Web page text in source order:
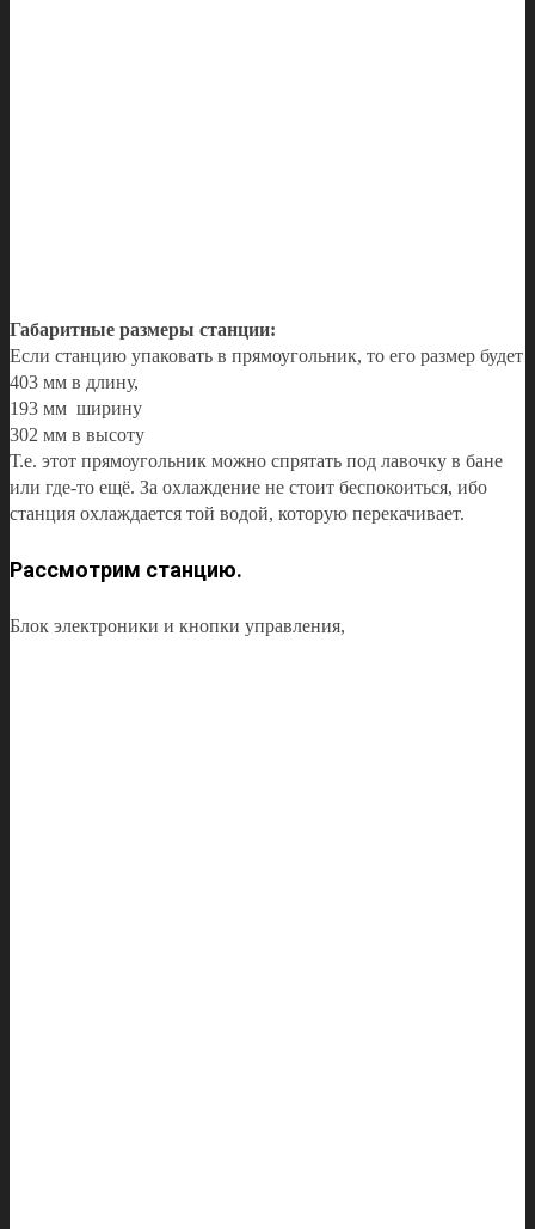
Габаритные размеры станции:
Если станцию упаковать в прямоугольник, то его размер будет
403 мм в длину,
193 мм ширину
302 мм в высоту
Т.е. этот прямоугольник можно спрятать под лавочку в бане
или где-то ещё. За охлаждение не стоит беспокоиться, ибо
станция охлаждается той водой, которую перекачивает.
Рассмотрим станцию.
Блок электроники и кнопки управления,